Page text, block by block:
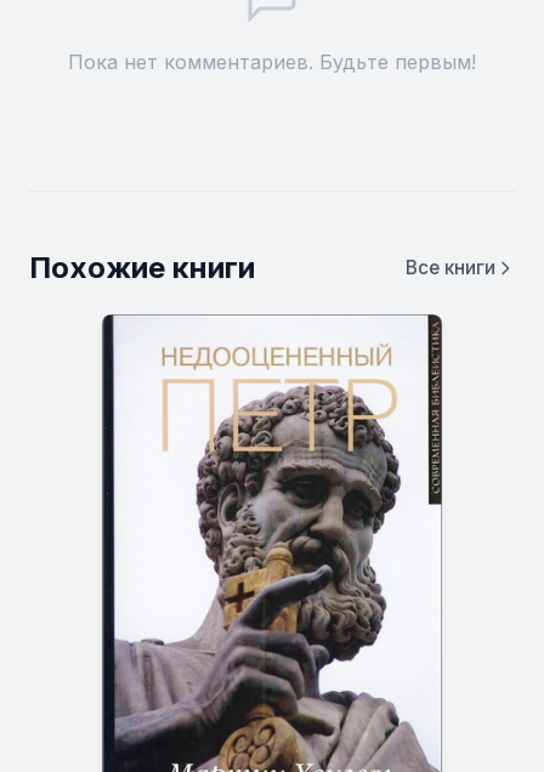
Пока нет комментариев. Будьте первым!
Похожие книги Все книги